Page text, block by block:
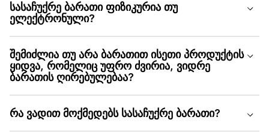
სასაჩუქრე ბარათი ფიზიკურია თუ
ელექტრონული?
შემიძლია თუ არა ბარათით ისეთი პროდუქტის
ყიდვა, რომელიც უფრო ძვირია, ვიდრე
ბარათის ღირებულებაა?
რა ვადით მოქმედებს სასაჩუქრე ბარათი?